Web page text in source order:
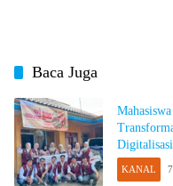
Baca Juga
KANAL